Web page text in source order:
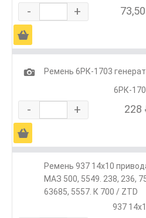
- +
Ä
1
Ремень 6РК-1703
6РК-
- + 228
Ä
Ремень 937 14х10
МАЗ 500, 5549. 238, 236,
63685, 5557. К 700 / ZTD
937